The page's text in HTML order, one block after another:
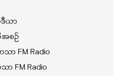
ယာ
စဉ်
ာ FM Radio
ာ FM Radio